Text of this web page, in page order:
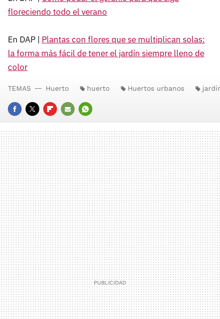
floreciendo todo el verano
En DAP | Plantas con flores que se multiplican solas:
la forma más fácil de tener el jardín siempre lleno de
color
FACEBOOK
TWITTERFLIPBOARD
E-
MAIL
WHATSAPP
TEMAS Huerto huerto Huertos urbanos